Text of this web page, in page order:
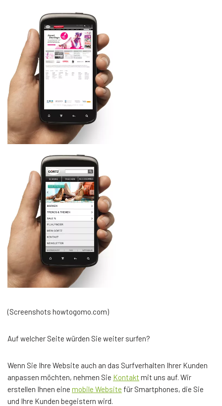
(Screenshots howtogomo.com)
Auf welcher Seite würden Sie weiter surfen?
Wenn Sie Ihre Website auch an das Surfverhalten Ihrer Kunden
anpassen möchten, nehmen Sie Kontakt mit uns auf. Wir
erstellen Ihnen eine mobile Website für Smartphones, die Sie
und Ihre Kunden begeistern wird.